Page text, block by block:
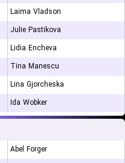
Laima Vladson
Julie Pastikova
Lidia Encheva
Tina Manescu
Lina Gjorcheska
Ida Wobker
Abel Forger